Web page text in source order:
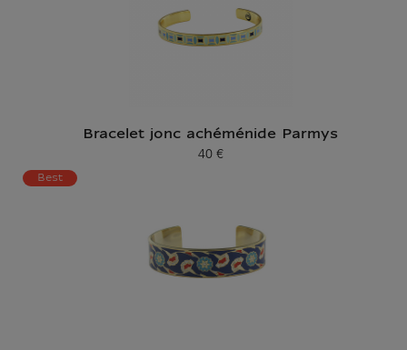
Bracelet jonc achéménide Parmys
Prix ​​actuel
40 €
Best